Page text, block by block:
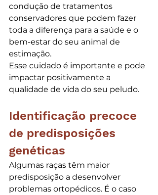
condução de tratamentos
conservadores que podem fazer
toda a diferença para a saúde e o
bem-estar do seu animal de
estimação.
Esse cuidado é importante e pode
impactar positivamente a
qualidade de vida do seu peludo.
Identificação precoce
de predisposições
genéticas
Algumas raças têm maior
predisposição a desenvolver
problemas ortopédicos. É o caso